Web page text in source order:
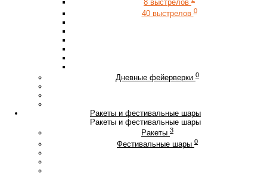
8 выстрелов
40 выстрелов 0
Дневные фейерверки 0
Ракеты и фестивальные шары
Ракеты и фестивальные шары
Ракеты 3
Фестивальные шары 0